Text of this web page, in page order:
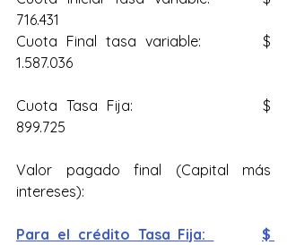
716.431
Cuota Final tasa variable: 		$
1.587.036
Cuota Tasa Fija: 			$
899.725
Valor pagado final (Capital más
intereses):
Para el crédito Tasa Fija: 		$